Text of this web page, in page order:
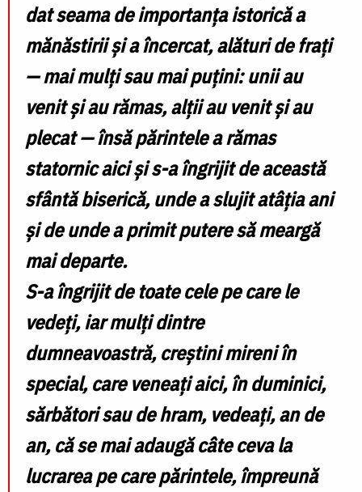
dat seama de importanța istorică a
mănăstirii și a încercat, alături de frați
— mai mulți sau mai puțini: unii au
venit și au rămas, alții au venit și au
plecat — însă părintele a rămas
statornic aici și s-a îngrijit de această
sfântă biserică, unde a slujit atâția ani
și de unde a primit putere să meargă
mai departe.
S-a îngrijit de toate cele pe care le
vedeți, iar mulți dintre
dumneavoastră, creștini mireni în
special, care veneați aici, în duminici,
sărbători sau de hram, vedeați, an de
an, că se mai adaugă câte ceva la
lucrarea pe care părintele, împreună